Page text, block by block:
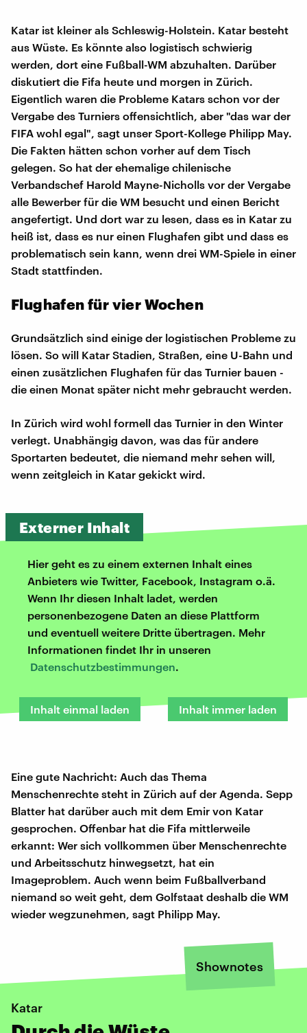
Katar ist kleiner als Schleswig-Holstein. Katar besteht
aus Wüste. Es könnte also logistisch schwierig
werden, dort eine Fußball-WM abzuhalten. Darüber
diskutiert die Fifa heute und morgen in Zürich.
Eigentlich waren die Probleme Katars schon vor der
Vergabe des Turniers offensichtlich, aber "das war der
FIFA wohl egal", sagt unser Sport-Kollege Philipp May.
Die Fakten hätten schon vorher auf dem Tisch
gelegen. So hat der ehemalige chilenische
Verbandschef Harold Mayne-Nicholls vor der Vergabe
alle Bewerber für die WM besucht und einen Bericht
angefertigt. Und dort war zu lesen, dass es in Katar zu
heiß ist, dass es nur einen Flughafen gibt und dass es
problematisch sein kann, wenn drei WM-Spiele in einer
Stadt stattfinden.
Flughafen für vier Wochen
Grundsätzlich sind einige der logistischen Probleme zu
lösen. So will Katar Stadien, Straßen, eine U-Bahn und
einen zusätzlichen Flughafen für das Turnier bauen -
die einen Monat später nicht mehr gebraucht werden.
In Zürich wird wohl formell das Turnier in den Winter
verlegt. Unabhängig davon, was das für andere
Sportarten bedeutet, die niemand mehr sehen will,
wenn zeitgleich in Katar gekickt wird.
Externer Inhalt
Hier geht es zu einem externen Inhalt eines
Anbieters wie Twitter, Facebook, Instagram o.ä.
Wenn Ihr diesen Inhalt ladet, werden
personenbezogene Daten an diese Plattform
und eventuell weitere Dritte übertragen. Mehr
Informationen findet Ihr in unseren
Datenschutzbestimmungen.
Inhalt einmal laden Inhalt immer laden
Eine gute Nachricht: Auch das Thema
Menschenrechte steht in Zürich auf der Agenda. Sepp
Blatter hat darüber auch mit dem Emir von Katar
gesprochen. Offenbar hat die Fifa mittlerweile
erkannt: Wer sich vollkommen über Menschenrechte
und Arbeitsschutz hinwegsetzt, hat ein
Imageproblem. Auch wenn beim Fußballverband
niemand so weit geht, dem Golfstaat deshalb die WM
wieder wegzunehmen, sagt Philipp May.
Shownotes
Katar